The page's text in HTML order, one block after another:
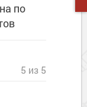
по
5 из 5